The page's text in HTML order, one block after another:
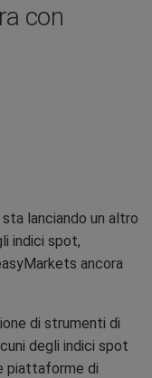
con
lanciando un altro
indici spot,
ancora
di strumenti di
degli indici spot
piattaforme di